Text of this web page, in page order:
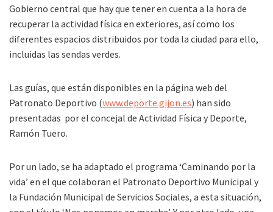
Gobierno central que hay que tener en cuenta a la hora de
recuperar la actividad física en exteriores, así como los
diferentes espacios distribuidos por toda la ciudad para ello,
incluidas las sendas verdes.
Las guías, que están disponibles en la página web del
Patronato Deportivo (www.deporte.gijon.es) han sido
presentadas por el concejal de Actividad Física y Deporte,
Ramón Tuero.
Por un lado, se ha adaptado el programa ‘Caminando por la
vida’ en el que colaboran el Patronato Deportivo Municipal y
la Fundación Municipal de Servicios Sociales, a esta situación,